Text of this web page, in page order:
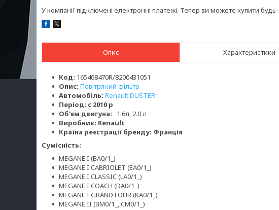
У компанії підключені електронні платежі. Тепер ви можете купити
Опис Характеристики
Код: 165468470R/8200431051
Опис: Повітряний фільтр
Автомобіль: Renault DUSTER
Період: c 2010 р
Об'єм двигуна:
1.6л, 2.0 л
Виробник: Renault
Країна реєстрації бренду: Франція
Сумісність:
MEGANE I (BA0/1_)
MEGANE I CABRIOLET (EA0/1_)
MEGANE I CLASSIC (LA0/1_)
MEGANE I COACH (DA0/1_)
MEGANE I GRANDTOUR (KA0/1_)
MEGANE II (BM0/1_, CM0/1_)